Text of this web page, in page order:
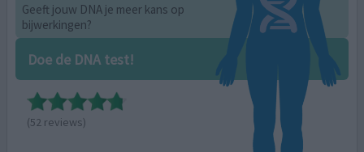
Geeft jouw DNA je meer kans op
bijwerkingen?
Doe de DNA test!
(52 reviews)